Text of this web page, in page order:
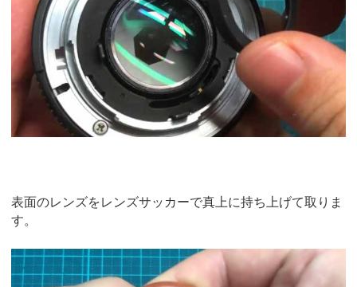
表面のレンズをレンズサッカーで真上に持ち上げて取りま
す。